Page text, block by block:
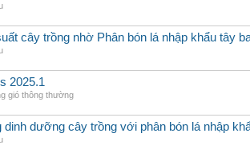
cây trồng nhờ Phân bón lá nhập khẩu tây
2025.1
gió thông thường
dưỡng cây trồng với phân bón lá nhập